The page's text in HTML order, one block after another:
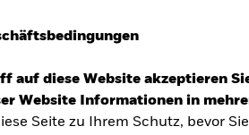
auf diese Website akzeptieren
Website Informationen in
Seite zu Ihrem Schutz, bevor